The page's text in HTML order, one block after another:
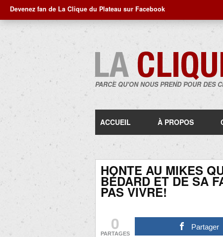
Devenez fan de La Clique du Plateau sur Facebook
PARCE QU'ON NOUS PREND POUR DES
ACCUEIL À PROPOS
HONTE AU MIKES
BÉDARD ET DE SA
PAS VIVRE!
0
PARTAGES
Partager